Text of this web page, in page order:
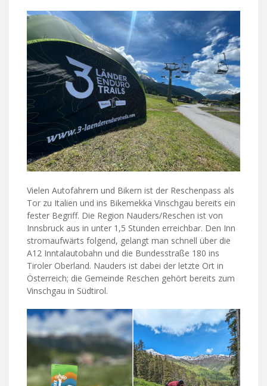
Vielen Autofahrern und Bikern ist der Reschenpass als
Tor zu Italien und ins Bikemekka Vinschgau bereits ein
fester Begriff. Die Region Nauders/Reschen ist von
Innsbruck aus in unter 1,5 Stunden erreichbar. Den Inn
stromaufwärts folgend, gelangt man schnell über die
A12 Inntalautobahn und die Bundesstraße 180 ins
Tiroler Oberland. Nauders ist dabei der letzte Ort in
Österreich; die Gemeinde Reschen gehört bereits zum
Vinschgau in Südtirol.